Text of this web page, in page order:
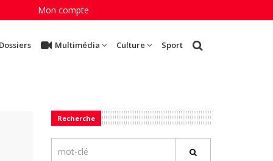
Mon compte
Multimédia Culture Sport
Recherche